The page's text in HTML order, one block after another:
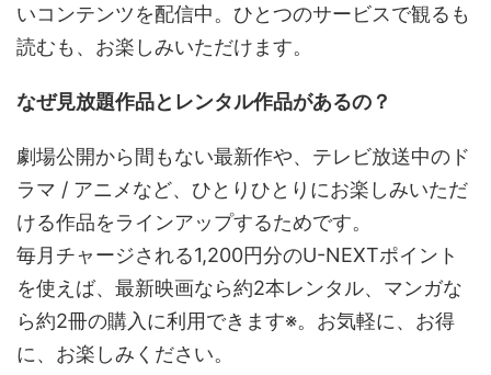
いコンテンツを配信中。ひとつのサービスで観るも
読むも、お楽しみいただけます。
なぜ見放題作品とレンタル作品があるの？
劇場公開から間もない最新作や、テレビ放送中のド
ラマ / アニメなど、ひとりひとりにお楽しみいただ
ける作品をラインアップするためです。
毎月チャージされる1,200円分のU-NEXTポイント
を使えば、最新映画なら約2本レンタル、マンガな
ら約2冊の購入に利用できます※。お気軽に、お得
に、お楽しみください。